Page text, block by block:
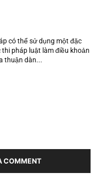
có thể sử dụng một đặc
pháp luật làm điều khoản
thuận dàn...
COMMENT